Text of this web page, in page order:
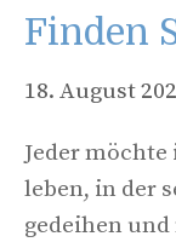
Finden
18. August
Jeder
leben, in der
gedeihen